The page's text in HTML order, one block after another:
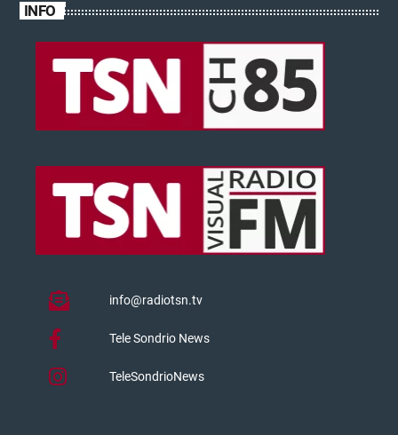
INFO
info@radiotsn.tv
Tele Sondrio News
TeleSondrioNews